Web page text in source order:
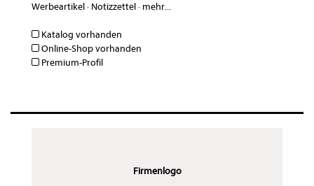
Werbeartikel· Notizzettel· mehr...
Katalog vorhanden
Online-Shop vorhanden
Premium-Profil
Firmenlogo